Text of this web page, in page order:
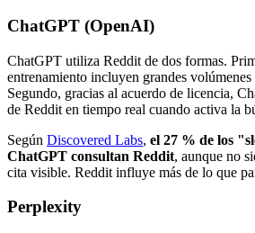
ChatGPT (OpenAI)
ChatGPT utiliza Reddit de dos formas.
entrenamiento incluyen grandes
Segundo, gracias al acuerdo de licencia,
de Reddit en tiempo real cuando activa la
Según Discovered Labs, el 27 % de los
ChatGPT consultan Reddit, aunque no
cita visible. Reddit influye más de lo que
Perplexity